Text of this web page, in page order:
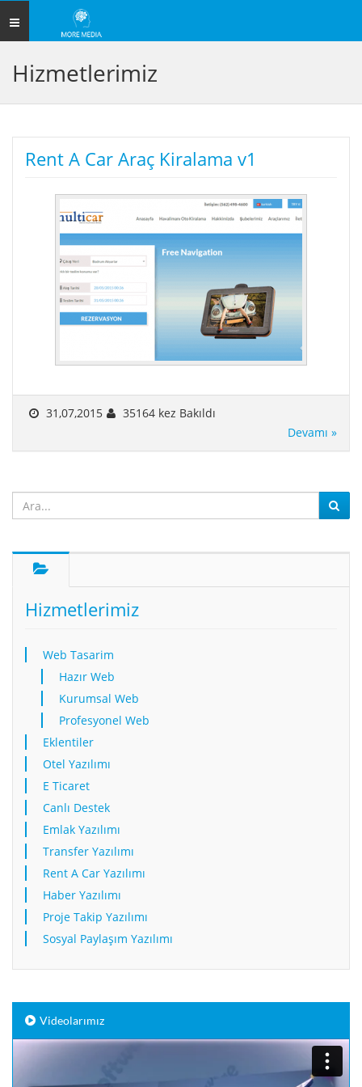
Toggle
navigation
Hizmetlerimiz
Rent A Car Araç Kiralama v1
31,07,2015
35164 kez Bakıldı
Devamı »
Hizmetlerimiz
Web Tasarim
Hazır Web
Kurumsal Web
Profesyonel Web
Eklentiler
Otel Yazılımı
E Ticaret
Canlı Destek
Emlak Yazılımı
Transfer Yazılımı
Rent A Car Yazılımı
Haber Yazılımı
Proje Takip Yazılımı
Sosyal Paylaşım Yazılımı
Videolarımız